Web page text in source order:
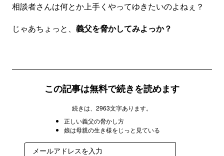
相談者さんは何とか上手くやってゆきたいのよねぇ？
じゃあちょっと、 義父を脅かしてみよっか？
この記事は無料で続きを読めます
続きは、2963文字あります。
正しい義父の脅かし方
娘は母親の生き様をじっと見ている